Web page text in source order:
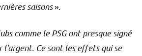
saisons».
comme le PSG ont presque signé
Ce sont les effets qui se